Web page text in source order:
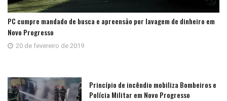
PC cumpre mandado de busca e apreensão por lavagem de dinheiro em
Novo Progresso
20 de fevereiro de 2019
Princípio de incêndio mobiliza Bombeiros e
Polícia Militar em Novo Progresso